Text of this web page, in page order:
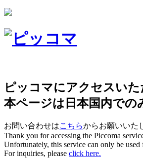
ピッコマにアクセスい
本ページは日本国内での
お問い合わせはこちらからお願いいた
Thank you for accessing the Piccoma
Unfortunately, this service can only be used
For inquiries, please click here.